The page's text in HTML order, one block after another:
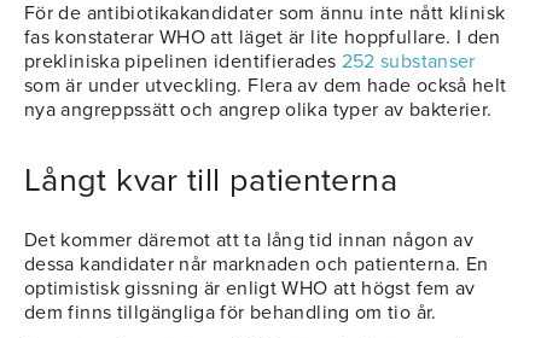
För de antibiotikakandidater som ännu inte nått klinisk
fas konstaterar WHO att läget är lite hoppfullare. I den
prekliniska pipelinen identifierades 252 substanser
som är under utveckling. Flera av dem hade också helt
nya angreppssätt och angrep olika typer av bakterier.
Långt kvar till patienterna
Det kommer däremot att ta lång tid innan någon av
dessa kandidater når marknaden och patienterna. En
optimistisk gissning är enligt WHO att högst fem av
dem finns tillgängliga för behandling om tio år.